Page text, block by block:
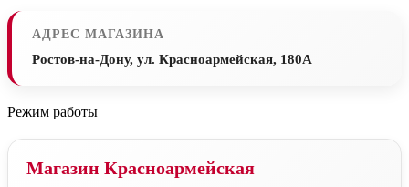
АДРЕС МАГАЗИНА
Ростов-на-Дону, ул. Красноармейская, 180А
Режим работы
Магазин Красноармейская